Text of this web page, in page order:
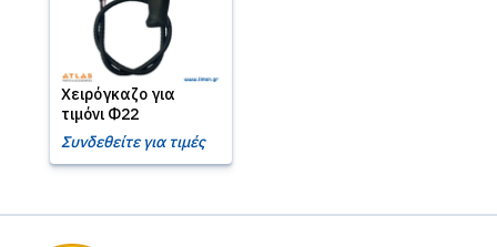
Χειρόγκαζο για
τιμόνι Φ22
Συνδεθείτε για τιμές